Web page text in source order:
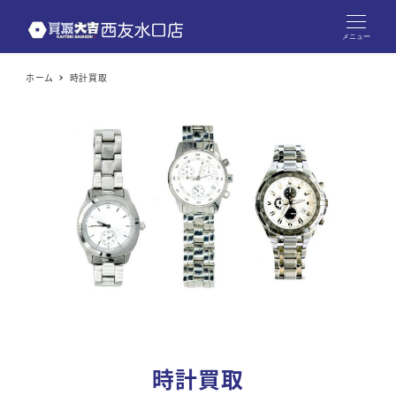
メニュー
ホーム 時計買取
時計買取